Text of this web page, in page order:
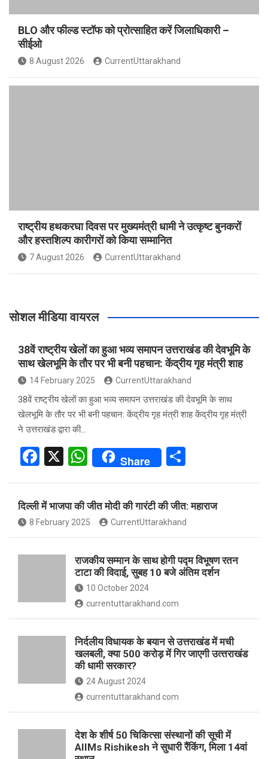
BLO और फील्ड स्टॉफ को प्रोत्साहित करें जिलाधिकारी –
सीईओ
8 August 2026 CurrentUttarakhand
राष्ट्रीय हथकरघा दिवस पर मुख्यमंत्री धामी ने उत्कृष्ट बुनकरों
और हस्तशिल्प कारीगरों को किया सम्मानित
7 August 2026 CurrentUttarakhand
सोशल मीडिया वायरल
38वें राष्ट्रीय खेलों का हुआ भव्य समापन उत्तराखंड की देवभूमि के
साथ खेलभूमि के तौर पर भी बनी पहचान: केंद्रीय गृह मंत्री शाह
14 February 2025 CurrentUttarakhand
38वें राष्ट्रीय खेलों का हुआ भव्य समापन उत्तराखंड की देवभूमि के साथ
खेलभूमि के तौर पर भी बनी पहचान: केंद्रीय गृह मंत्री शाह केंद्रीय गृह मंत्री
ने उत्तराखंड द्वारा की…
F
ce
b
o
o
X
W
at
s
A
p
p
Share
e
दिल्ली में भाजपा की जीत मोदी की गारंटी की जीत: महाराज
8 February 2025 CurrentUttarakhand
राजकीय सम्मान के साथ होगी पद्म विभूषण रतन
टाटा की विदाई, सुबह 10 बजे अंतिम दर्शन
10 October 2024
currentuttarakhand.com
निर्दलीय विधायक के बयान से उत्तराखंड में मची
खलबली, क्‍या 500 करोड़ में गिर जाएगी उत्‍तराखंड
की धामी सरकार?
24 August 2024
currentuttarakhand.com
देश के शीर्ष 50 चिकित्सा संस्थानों की सूची में
AIIMs Rishikesh ने सुधारी रैंकिंग, मिला 14वां